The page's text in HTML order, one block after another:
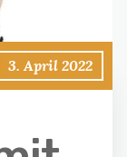
3. April 2022